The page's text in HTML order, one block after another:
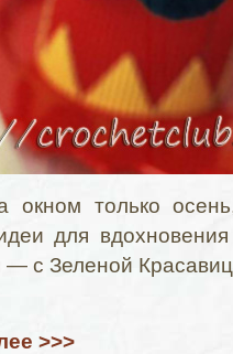
окном только
для
— с Зеленой
>>>